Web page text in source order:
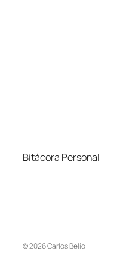
Bitácora Personal
© 2026 Carlos Belío